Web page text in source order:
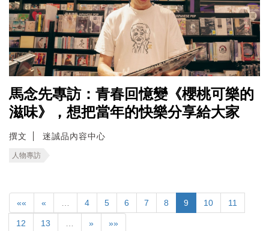
馬念先專訪：青春回憶變《櫻桃可樂的
滋味》，想把當年的快樂分享給大家
撰文 迷誠品內容中心
人物專訪
«« « 4 5 6 7 8 9 10 11
12 13 » »»